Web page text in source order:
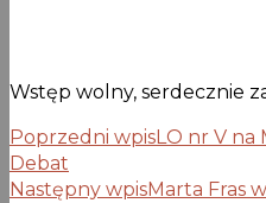
Wstęp wolny, serdecznie
Poprzedni wpisLO nr V na
Debat
Następny wpisMarta Fras